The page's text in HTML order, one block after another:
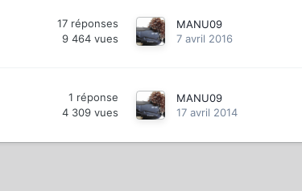
17 réponses
9 464 vues
MANU09
7 avril 2016
1 réponse
4 309 vues
MANU09
17 avril 2014